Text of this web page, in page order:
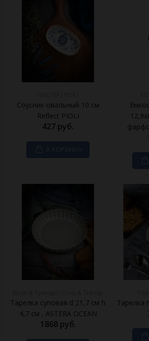
Соусник овальный 10 см
Reflect PIOLI
427 руб.
В КОРЗИНУ
Тарелка суповая d 21,7 см h
4,7 см , ASTERA OCEAN
1868 руб.
Тарелка